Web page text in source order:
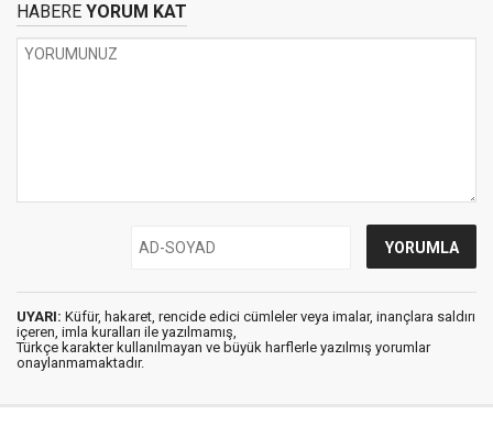
HABERE YORUM KAT
UYARI: Küfür, hakaret, rencide edici cümleler veya imalar, inançlara saldırı
içeren, imla kuralları ile yazılmamış,
Türkçe karakter kullanılmayan ve büyük harflerle yazılmış yorumlar
onaylanmamaktadır.